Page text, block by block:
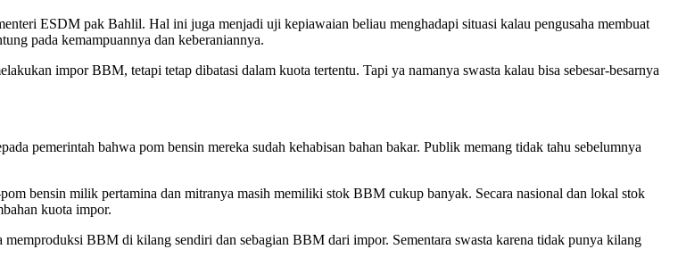
ESDM pak Bahlil. Hal ini juga menjadi uji kepiawaian beliau menghadapi situasi kalau pengusaha membuat
pada kemampuannya dan keberaniannya.
impor BBM, tetapi tetap dibatasi dalam kuota tertentu. Tapi ya namanya swasta kalau bisa sebesar-besarnya
pemerintah bahwa pom bensin mereka sudah kehabisan bahan bakar. Publik memang tidak tahu sebelumnya
bensin milik pertamina dan mitranya masih memiliki stok BBM cukup banyak. Secara nasional dan lokal stok
kuota impor.
BBM di kilang sendiri dan sebagian BBM dari impor. Sementara swasta karena tidak punya kilang